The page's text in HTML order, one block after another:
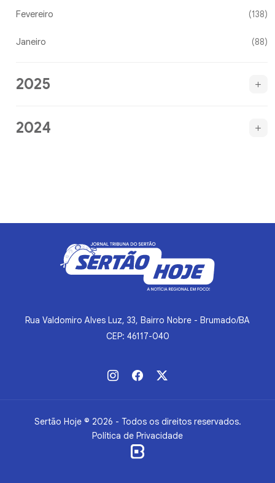
Fevereiro (138)
Janeiro (88)
2025
2024
Rua Valdomiro Alves Luz, 33, Bairro Nobre - Brumado/BA
CEP: 46117-040
Sertão Hoje © 2026 - Todos os direitos reservados.
Política de Privacidade